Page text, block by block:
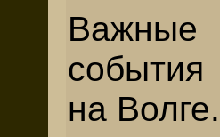
Важные
на Волге.